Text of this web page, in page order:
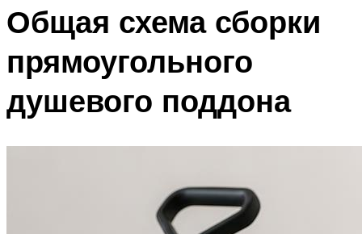
Общая схема сборки
прямоугольного
душевого поддона